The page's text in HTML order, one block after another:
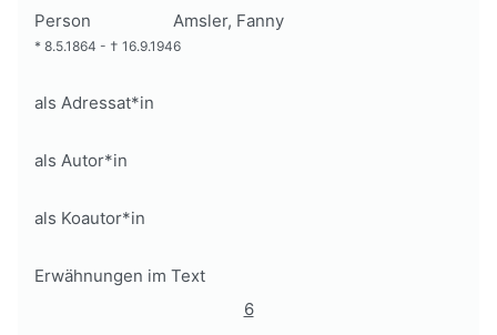
Person Amsler, Fanny
* 8.5.1864 - † 16.9.1946
als Adressat*in
als Autor*in
als Koautor*in
Erwähnungen im Text
6